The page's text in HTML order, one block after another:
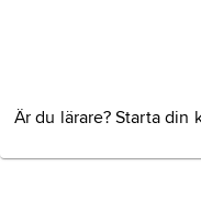
Är du lärare? Starta din